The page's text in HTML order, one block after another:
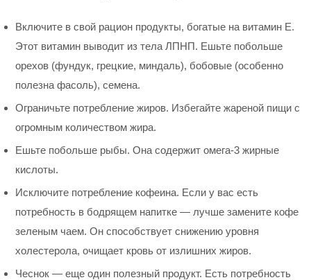
Включите в свой рацион продукты, богатые на витамин Е.
Этот витамин выводит из тела ЛПНП. Ешьте побольше
орехов (фундук, грецкие, миндаль), бобовые (особенно
полезна фасоль), семена.
Ограничьте потребление жиров. Избегайте жареной пищи с
огромным количеством жира.
Ешьте побольше рыбы. Она содержит омега-3 жирные
кислоты.
Исключите потребление кофеина. Если у вас есть
потребность в бодрящем напитке — лучше замените кофе
зеленым чаем. Он способствует снижению уровня
холестерола, очищает кровь от излишних жиров.
Чеснок — еще один полезный продукт. Есть потребность